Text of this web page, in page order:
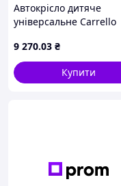
сірому, синьому,
Автокрісло дитяче
універсальне Carrello
Marble Grey I-Size 40-
см ISOFIX з
опорною стійкою
9 270.03 ₴
Купити